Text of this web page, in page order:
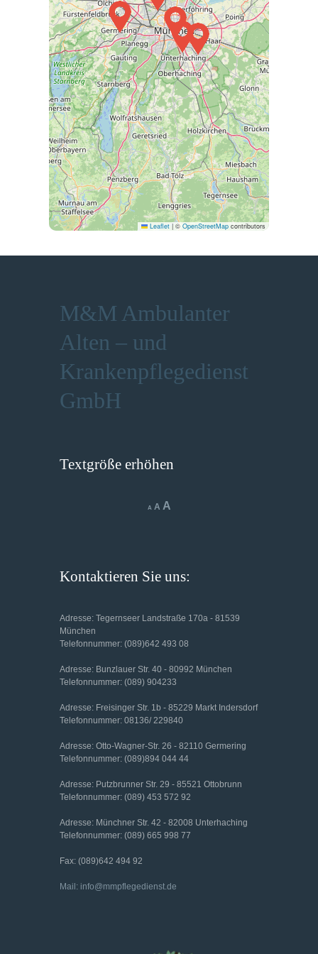
Leaflet | ©OpenStreetMap contributors
M&M Ambulanter
Alten – und
Krankenpflegedienst
GmbH
Textgröße erhöhen
ADecrease
AReset
AIncrease
Kontaktieren Sie uns:
Adresse: Tegernseer Landstraße 170a - 81539
München
Telefonnummer: (089)642 493 08
Adresse: Bunzlauer Str. 40 - 80992 München
Telefonnummer: (089) 904233
Adresse: Freisinger Str. 1b - 85229 Markt Indersdorf
Telefonnummer: 08136/ 229840
Adresse: Otto-Wagner-Str. 26 - 82110 Germering
Telefonnummer: (089)894 044 44
Adresse: Putzbrunner Str. 29 - 85521 Ottobrunn
Telefonnummer: (089) 453 572 92
Adresse: Münchner Str. 42 - 82008 Unterhaching
Telefonnummer: (089) 665 998 77
Fax: (089)642 494 92
Mail: info@mmpflegedienst.de